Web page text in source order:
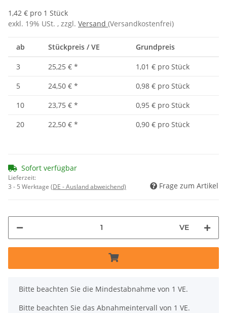
1,42 € pro 1 Stück
exkl. 19% USt. , zzgl. Versand (Versandkostenfrei)
ab Stückpreis / VE Grundpreis
3 25,25 € *
1,01 € pro Stück
5
24,50 € *
0,98 € pro Stück
10
23,75 € *
0,95 € pro Stück
20
22,50 € * 0,90 € pro Stück
Sofort verfügbar
Lieferzeit:
3 - 5 Werktage (DE - Ausland abweichend) Frage zum Artikel
VE
x
Bitte beachten Sie die Mindestabnahme von 1 VE.
Bitte beachten Sie das Abnahmeintervall von 1 VE.